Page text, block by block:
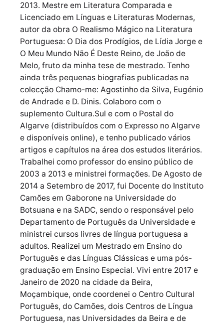
2013. Mestre em Literatura Comparada e
Licenciado em Línguas e Literaturas Modernas,
autor da obra O Realismo Mágico na Literatura
Portuguesa: O Dia dos Prodígios, de Lídia Jorge e
O Meu Mundo Não É Deste Reino, de João de
Melo, fruto da minha tese de mestrado. Tenho
ainda três pequenas biografias publicadas na
colecção Chamo-me: Agostinho da Silva, Eugénio
de Andrade e D. Dinis. Colaboro com o
suplemento Cultura.Sul e com o Postal do
Algarve (distribuídos com o Expresso no Algarve
e disponíveis online), e tenho publicado vários
artigos e capítulos na área dos estudos literários.
Trabalhei como professor do ensino público de
2003 a 2013 e ministrei formações. De Agosto de
2014 a Setembro de 2017, fui Docente do Instituto
Camões em Gaborone na Universidade do
Botsuana e na SADC, sendo o responsável pelo
Departamento de Português da Universidade e
ministrei cursos livres de língua portuguesa a
adultos. Realizei um Mestrado em Ensino do
Português e das Línguas Clássicas e uma pós-
graduação em Ensino Especial. Vivi entre 2017 e
Janeiro de 2020 na cidade da Beira,
Moçambique, onde coordenei o Centro Cultural
Português, do Camões, dois Centros de Língua
Portuguesa, nas Universidades da Beira e de